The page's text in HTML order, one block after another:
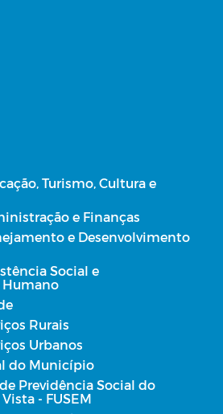
que não envolvam
de recursos financeiros
Municipais de Saúde
Carta de Serviço
Turismo, Cultura e
e Finanças
e Desenvolvimento
Social e
Humano
Rurais
Urbanos
do Município
Previdência Social do
- FUSEM